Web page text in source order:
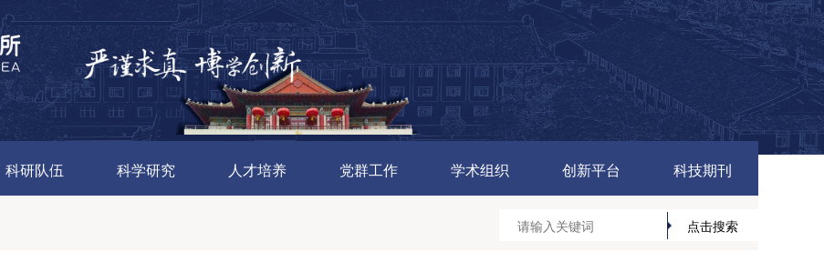
科研队伍 科学研究 人才培养 党群工作 学术组织 创新平台 科技期刊